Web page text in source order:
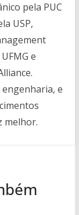
pela PUC
USP,
e
e
melhor.